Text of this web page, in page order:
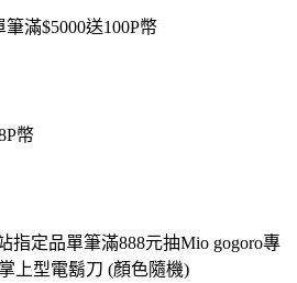
筆滿$5000送100P幣
幣
指定品單筆滿888元抽Mio gogoro專
上型電鬍刀 (顏色隨機)